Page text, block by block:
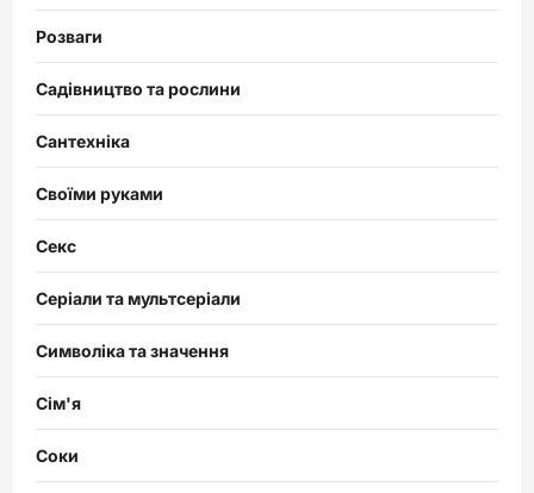
Розваги
Садівництво та рослини
Сантехніка
Своїми руками
Секс
Серіали та мультсеріали
Символіка та значення
Сім'я
Соки